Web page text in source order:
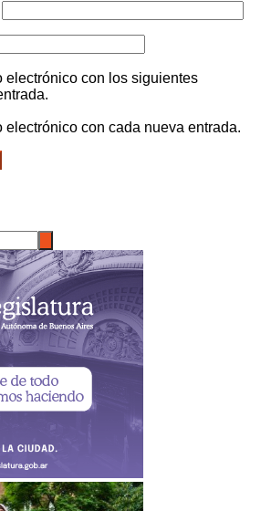
electrónico con los siguientes
electrónico con cada nueva entrada.